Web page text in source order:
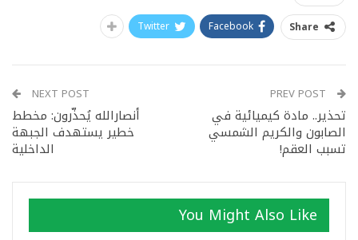
Share
Facebook
Twitter
تحذير.. مادة كيميائية في
الصابون والكريم الشمسي
تسبب العقم!
NEXT POST
أنصارالله يُحذّرون: مخطط
خطير يستهدف الجبهة
الداخلية
You Might Also Like